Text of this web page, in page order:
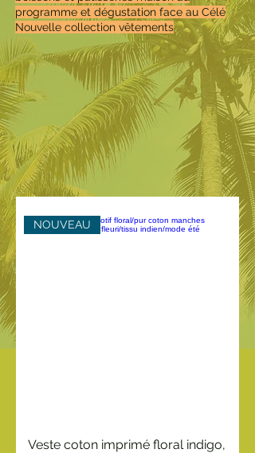
programme et dégustation face au Célé
Nouvelle collection vêtements
NOUVEAU
Veste coton imprimé floral indigo,